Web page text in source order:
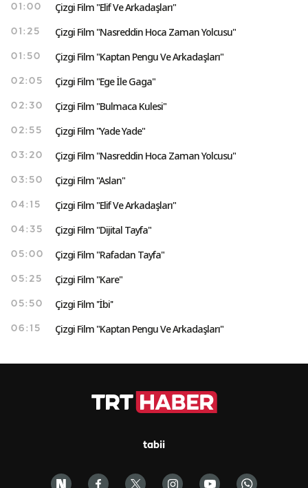
01:00 Çizgi Film "Elif Ve Arkadaşları"
01:25 Çizgi Film "Nasreddin Hoca Zaman Yolcusu"
01:50 Çizgi Film "Kaptan Pengu Ve Arkadaşları"
02:05 Çizgi Film "Ege İle Gaga"
02:30 Çizgi Film "Bulmaca Kulesi"
02:55 Çizgi Film "Yade Yade"
03:20 Çizgi Film "Nasreddin Hoca Zaman Yolcusu"
03:50 Çizgi Film "Aslan"
04:15 Çizgi Film "Elif Ve Arkadaşları"
04:35 Çizgi Film "Dijital Tayfa"
05:00 Çizgi Film "Rafadan Tayfa"
05:25 Çizgi Film "Kare"
05:50 Çizgi Film ''İbi''
06:15 Çizgi Film "Kaptan Pengu Ve Arkadaşları"
tabii